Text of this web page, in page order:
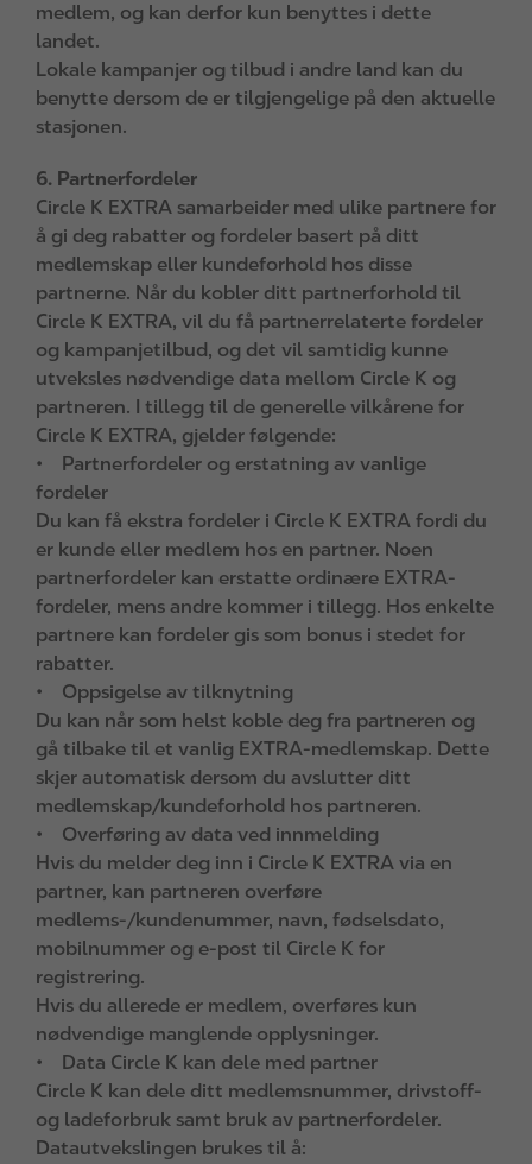
medlem, og kan derfor kun benyttes i dette
landet.
Lokale kampanjer og tilbud i andre land kan du
benytte dersom de er tilgjengelige på den aktuelle
stasjonen.
6. Partnerfordeler
Circle K EXTRA samarbeider med ulike partnere for
å gi deg rabatter og fordeler basert på ditt
medlemskap eller kundeforhold hos disse
partnerne. Når du kobler ditt partnerforhold til
Circle K EXTRA, vil du få partnerrelaterte fordeler
og kampanjetilbud, og det vil samtidig kunne
utveksles nødvendige data mellom Circle K og
partneren. I tillegg til de generelle vilkårene for
Circle K EXTRA, gjelder følgende:
• Partnerfordeler og erstatning av vanlige
fordeler
Du kan få ekstra fordeler i Circle K EXTRA fordi du
er kunde eller medlem hos en partner. Noen
partnerfordeler kan erstatte ordinære EXTRA-
fordeler, mens andre kommer i tillegg. Hos enkelte
partnere kan fordeler gis som bonus i stedet for
rabatter.
• Oppsigelse av tilknytning
Du kan når som helst koble deg fra partneren og
gå tilbake til et vanlig EXTRA-medlemskap. Dette
skjer automatisk dersom du avslutter ditt
medlemskap/kundeforhold hos partneren.
• Overføring av data ved innmelding
Hvis du melder deg inn i Circle K EXTRA via en
partner, kan partneren overføre
medlems-/kundenummer, navn, fødselsdato,
mobilnummer og e‑post til Circle K for
registrering.
Hvis du allerede er medlem, overføres kun
nødvendige manglende opplysninger.
• Data Circle K kan dele med partner
Circle K kan dele ditt medlemsnummer, drivstoff-
og ladeforbruk samt bruk av partnerfordeler.
Datautvekslingen brukes til å: